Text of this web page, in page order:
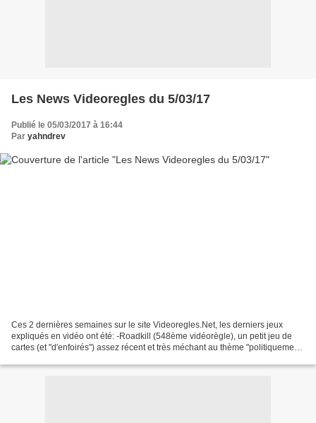
Les News Videoregles du 5/03/17
Publié le 05/03/2017 à 16:44
Par yahndrev
Ces 2 dernières semaines sur le site Videoregles.Net, les derniers jeux
expliqués en vidéo ont été: -Roadkill (548ème vidéorègle), un petit jeu de
cartes (et "d'enfoirés") assez récent et très méchant au thème "politiquement